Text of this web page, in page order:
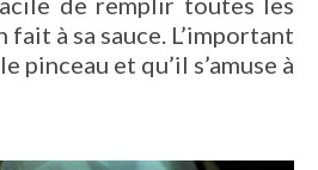
fait à sa sauce. L’important
pinceau et qu’il s’amuse à